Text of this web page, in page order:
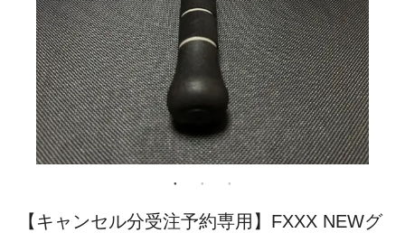
【キャンセル分受注予約専用】FXXX NEWグ